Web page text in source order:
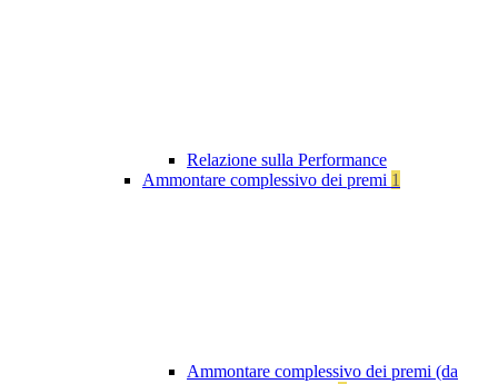
Relazione sulla Performance
Ammontare complessivo dei premi 1
Ammontare complessivo dei premi (da